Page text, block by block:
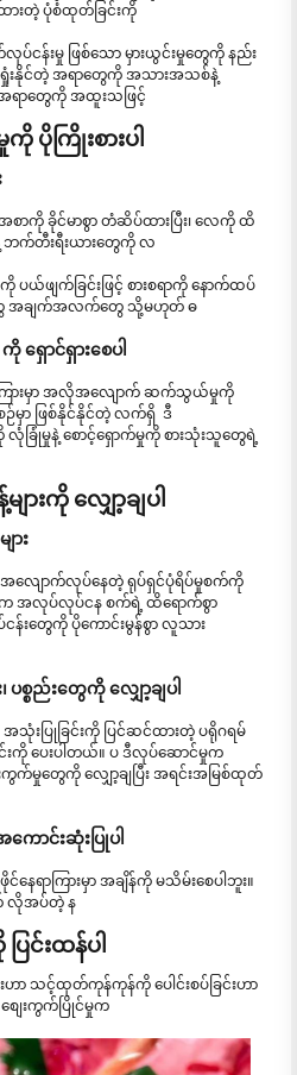
းတဲ့ ပုံစံထုတ်ခြင်းကို
န်းမှု ဖြစ်သော မှားယွင်းမှုတွေကို နည်း
ရှုံးနိုင်တဲ့ အရာတွေကို အသားအသစ်နဲ့
ာတွေကို အထူးသဖြင့်
ပိုကြိုးစားပါ
းအစာကို ခိုင်မာစွာ တံဆိပ်ထားပြီး၊ လေကို ထိ
နဲ့ ဘက်တီးရီးယားတွေကို လ
ယ်ဖျက်ခြင်းဖြင့် စားစရာကို နောက်ထပ်
အချက်အလက်တွေ သို့မဟုတ် ဓ
ရှောင်ရှားစေပါ
ေကြားမှာ အလိုအလျောက် ဆက်သွယ်မှုကို
မှာ ဖြစ်နိုင်နိုင်တဲ့ လက်ရှိ ဒီ
ြုံမှုနဲ့ စောင့်ရှောက်မှုကို စားသုံးသူတွေရဲ့
ားကို လျှော့ချပါ
ား
လျောက်လုပ်နေတဲ့ ရုပ်ရှင်ပုံရိပ်မှုစက်ကို
းက အလုပ်လုပ်ငန စက်ရဲ့ ထိရောက်စွာ
တွေကို ပိုကောင်းမွန်စွာ လူသား
ပစ္စည်းတွေကို လျှော့ချပါ
င် အသုံးပြုခြင်းကို ပြင်ဆင်ထားတဲ့ ပရိုဂရမ်
ြင်းကို ပေးပါတယ်။ ပ ဒီလုပ်ဆောင်မှုက
က်မှုတွေကို လျှော့ချပြီး အရင်းအမြစ်ထုတ်
ောင်းဆုံးပြုပါ
ေရာကြားမှာ အချိန်ကို မသိမ်းစေပါဘူး။
လိုအပ်တဲ့ န
င်းထန်ပါ
င်းဟာ သင့်ထုတ်ကုန်ကုန်ကို ပေါင်းစပ်ခြင်းဟာ
စျေးကွက်ပြိုင်မှုက